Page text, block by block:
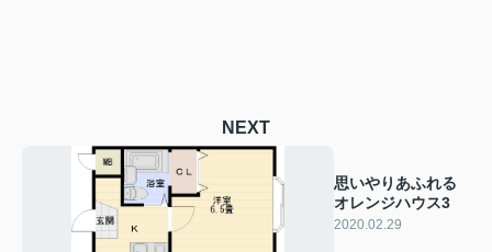
NEXT
思いやりあふれる
オレンジハウス3
2020.02.29